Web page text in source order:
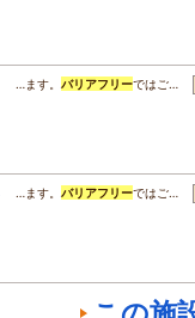
…ます。 バリアフリーではご…
…ます。 バリアフリーではご…